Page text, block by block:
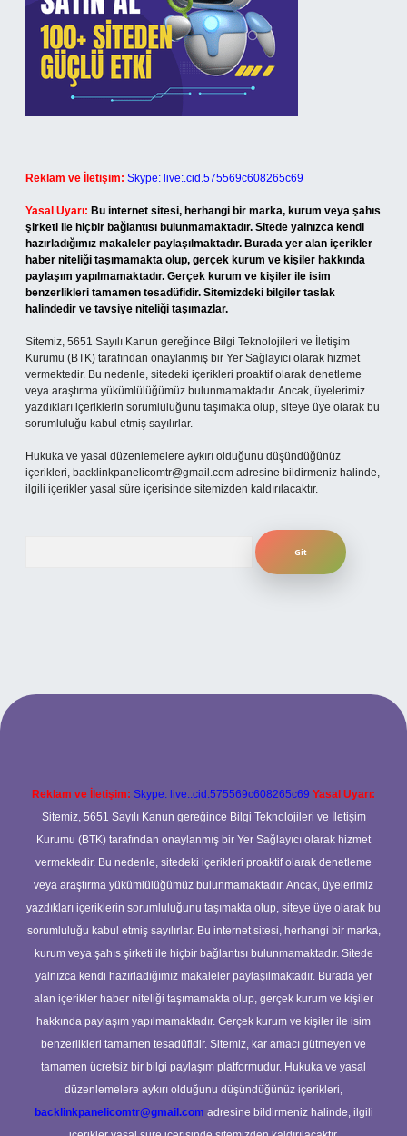
Reklam ve İletişim: Skype: live:.cid.575569c608265c69
Yasal Uyarı: Bu internet sitesi, herhangi bir marka, kurum veya şahıs
şirketi ile hiçbir bağlantısı bulunmamaktadır. Sitede yalnızca kendi
hazırladığımız makaleler paylaşılmaktadır. Burada yer alan içerikler
haber niteliği taşımamakta olup, gerçek kurum ve kişiler hakkında
paylaşım yapılmamaktadır. Gerçek kurum ve kişiler ile isim
benzerlikleri tamamen tesadüfidir. Sitemizdeki bilgiler taslak
halindedir ve tavsiye niteliği taşımazlar.
Sitemiz, 5651 Sayılı Kanun gereğince Bilgi Teknolojileri ve İletişim
Kurumu (BTK) tarafından onaylanmış bir Yer Sağlayıcı olarak hizmet
vermektedir. Bu nedenle, sitedeki içerikleri proaktif olarak denetleme
veya araştırma yükümlülüğümüz bulunmamaktadır. Ancak, üyelerimiz
yazdıkları içeriklerin sorumluluğunu taşımakta olup, siteye üye olarak bu
sorumluluğu kabul etmiş sayılırlar.
Hukuka ve yasal düzenlemelere aykırı olduğunu düşündüğünüz
içerikleri, backlinkpanelicomtr@gmail.com adresine bildirmeniz halinde,
ilgili içerikler yasal süre içerisinde sitemizden kaldırılacaktır.
Reklam ve İletişim: Skype: live:.cid.575569c608265c69 Yasal Uyarı:
Sitemiz, 5651 Sayılı Kanun gereğince Bilgi Teknolojileri ve İletişim
Kurumu (BTK) tarafından onaylanmış bir Yer Sağlayıcı olarak hizmet
vermektedir. Bu nedenle, sitedeki içerikleri proaktif olarak denetleme
veya araştırma yükümlülüğümüz bulunmamaktadır. Ancak, üyelerimiz
yazdıkları içeriklerin sorumluluğunu taşımakta olup, siteye üye olarak bu
sorumluluğu kabul etmiş sayılırlar. Bu internet sitesi, herhangi bir marka,
kurum veya şahıs şirketi ile hiçbir bağlantısı bulunmamaktadır. Sitede
yalnızca kendi hazırladığımız makaleler paylaşılmaktadır. Burada yer
alan içerikler haber niteliği taşımamakta olup, gerçek kurum ve kişiler
hakkında paylaşım yapılmamaktadır. Gerçek kurum ve kişiler ile isim
benzerlikleri tamamen tesadüfidir. Sitemiz, kar amacı gütmeyen ve
tamamen ücretsiz bir bilgi paylaşım platformudur. Hukuka ve yasal
düzenlemelere aykırı olduğunu düşündüğünüz içerikleri,
backlinkpanelicomtr@gmail.com adresine bildirmeniz halinde, ilgili